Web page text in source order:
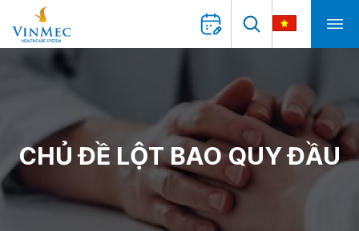
CHỦ ĐỀ LỘT BAO QUY ĐẦU